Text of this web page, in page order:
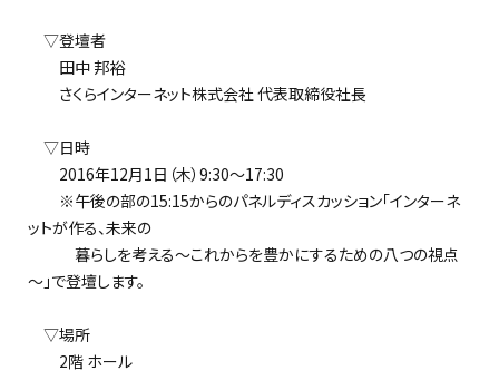
▽登壇者
田中 邦裕
さくらインターネット株式会社 代表取締役社長
▽日時
2016年12月1日（木）9:30～17:30
※午後の部の15:15からのパネルディスカッション「インターネ
ットが作る、未来の
暮らしを考える～これからを豊かにするための八つの視点
～」で登壇します。
▽場所
2階 ホール